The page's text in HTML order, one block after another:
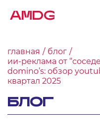
AMDG
главная
блог
ии-реклама от
domino’s: обзор
квартал 2025
БЛОГ